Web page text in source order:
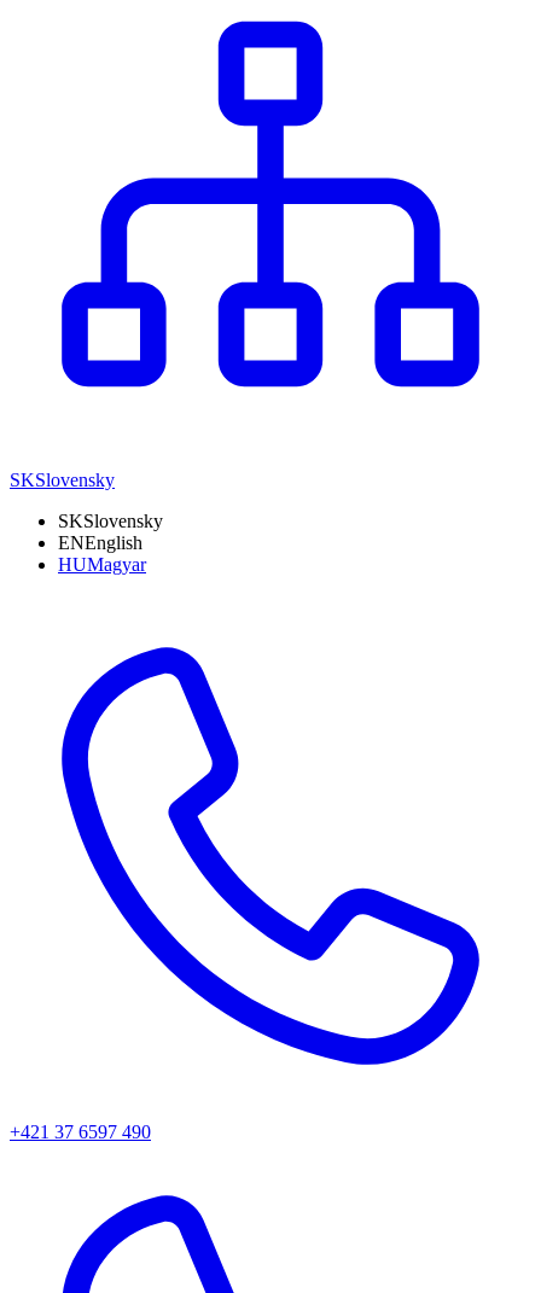
SKSlovensky
SKSlovensky
ENEnglish
HUMagyar
+421 37 6597 490